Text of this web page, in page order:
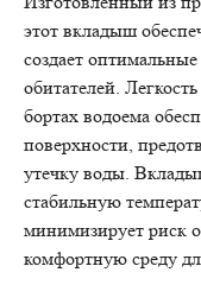
этот вкладыш
создает
обитателей.
бортах водоема
поверхности,
утечку воды.
стабильную
минимизирует риск
комфортную среду